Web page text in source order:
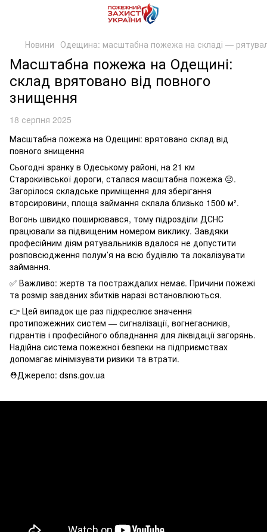
Новини Одещина: масштабна пожежа на складі —
Масштабна пожежа на Одещині:
склад врятовано від повного
знищення
18 серпня 2025
Масштабна пожежа на Одещині: врятовано склад від
повного знищення
Сьогодні зранку в Одеському районі, на 21 км
Старокиївської дороги, сталася масштабна пожежа ☹️.
Загорілося складське приміщення для зберігання
вторсировини, площа займання склала близько 1500 м².
Вогонь швидко поширювався, тому підрозділи ДСНС
працювали за підвищеним номером виклику. Завдяки
професійним діям рятувальників вдалося не допустити
розповсюдження полум’я на всю будівлю та локалізувати
займання.
✅ Важливо: жертв та постраждалих немає. Причини пожежі
та розмір завданих збитків наразі встановлюються.
👉 Цей випадок ще раз підкреслює значення
протипожежних систем — сигналізації, вогнегасників,
гідрантів і професійного обладнання для ліквідації загорянь.
Надійна система пожежної безпеки на підприємствах
допомагає мінімізувати ризики та втрати.
⛑Джерело: dsns.gov.ua